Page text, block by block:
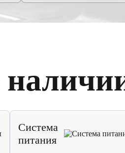
Система
питания